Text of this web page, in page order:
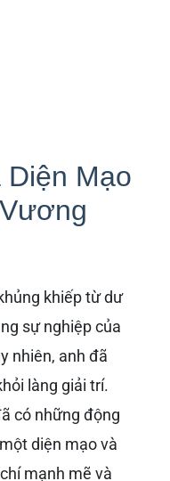
Mạo
khiếp từ dư
sự nghiệp của
nhiên, anh đã
làng giải trí.
có những động
diện mạo và
mạnh mẽ và